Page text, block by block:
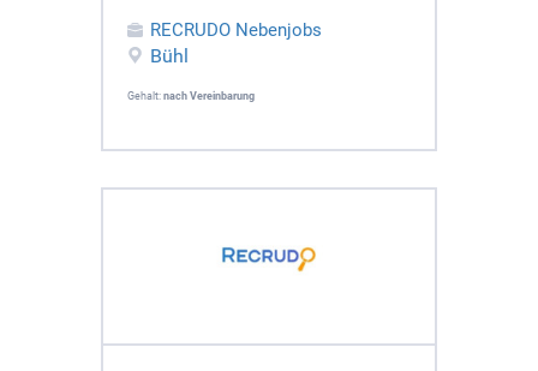
RECRUDO Nebenjobs
Bühl
Gehalt: nach Vereinbarung